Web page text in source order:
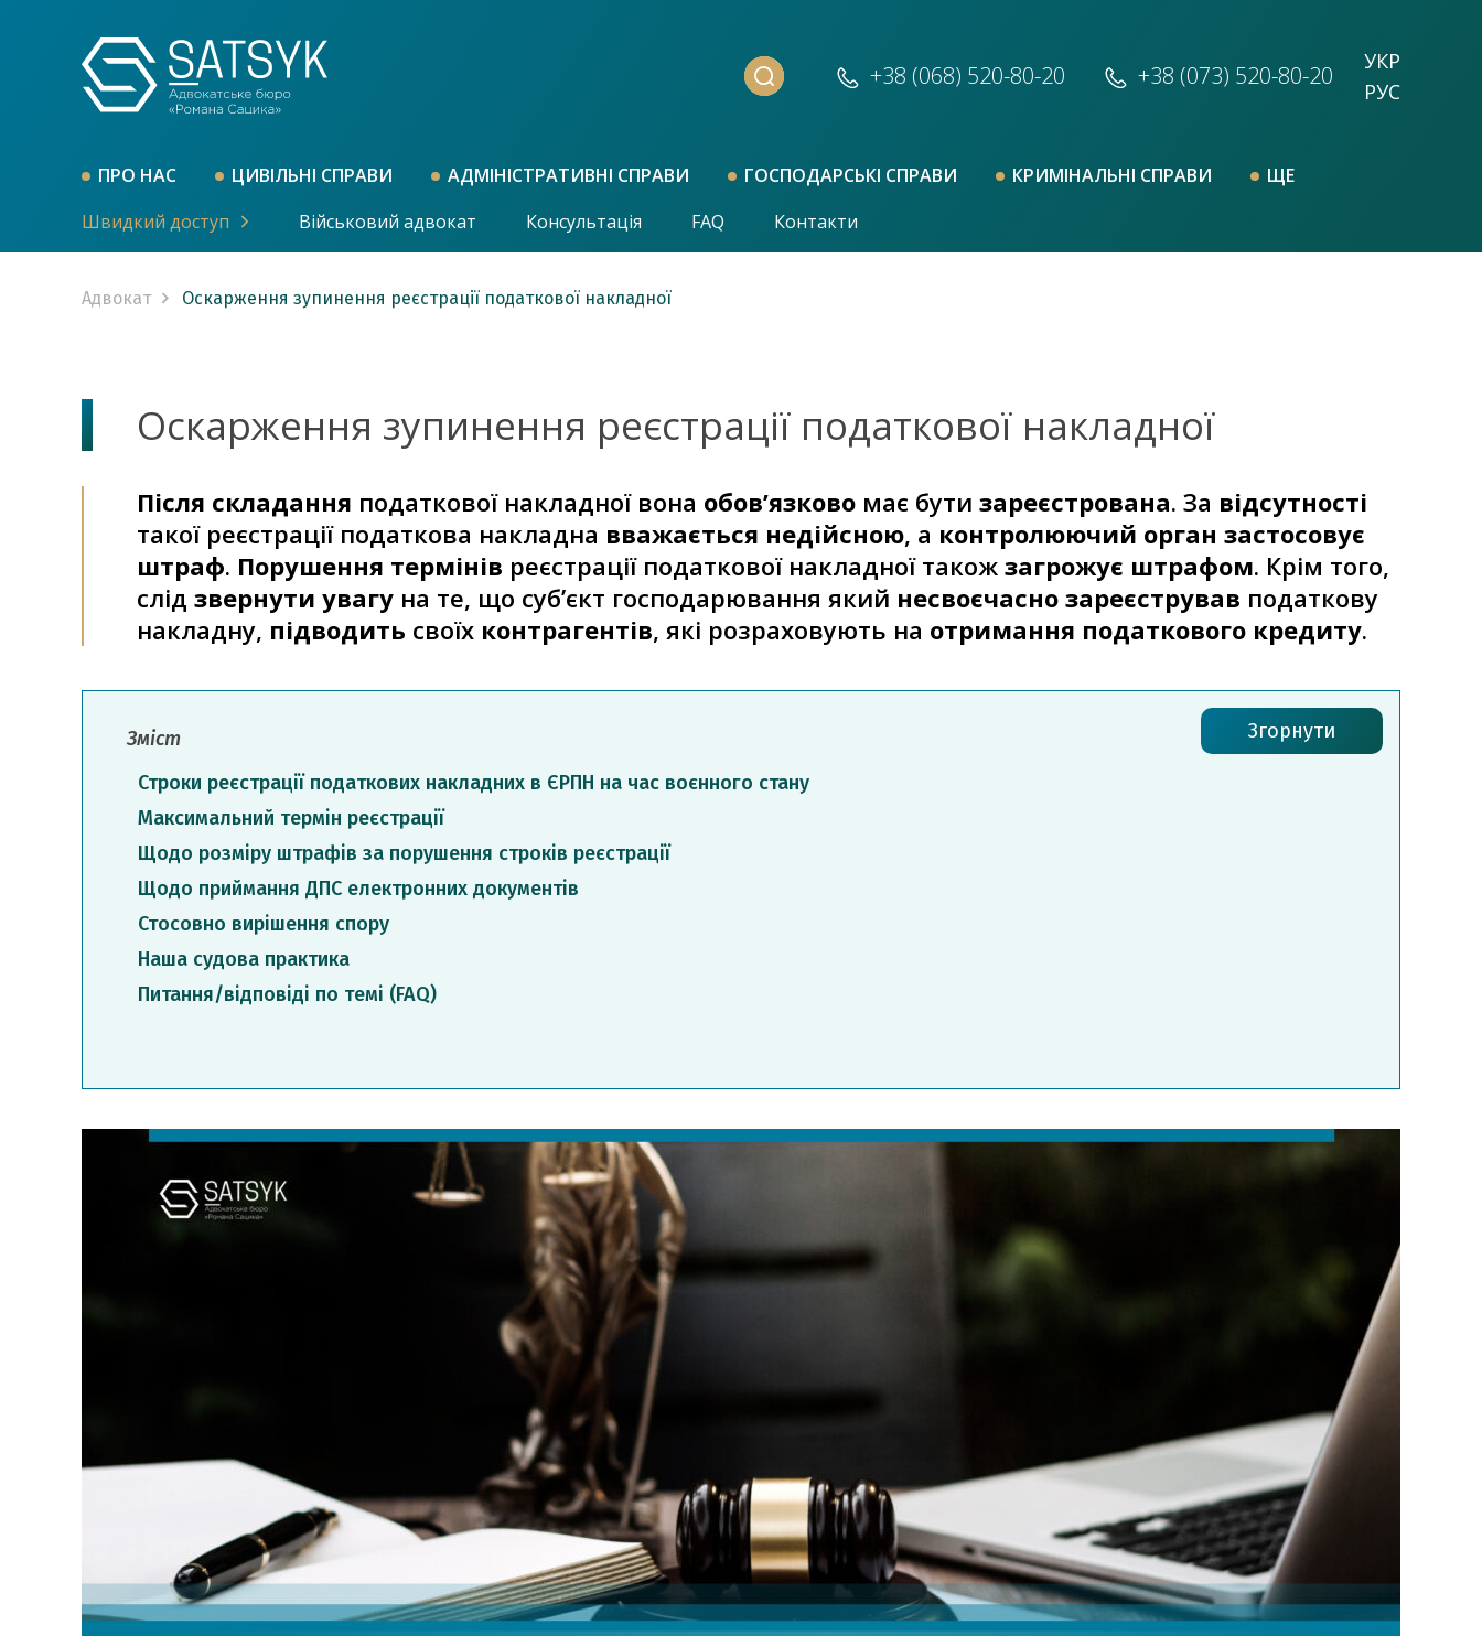
+38 (068) 520-80-20 +38 (073) 520-80-20
РУС
УКР
ПРО НАС ЦИВІЛЬНІ СПРАВИ АДМІНІСТРАТИВНІ СПРАВИ ГОСПОДАРСЬКІ СПРАВИ КРИМІНАЛЬНІ СПРАВИ
ЩЕ
Швидкий доступ
Військовий адвокат Консультація FAQ Контакти
Адвокат Оскарження зупинення реєстрації податкової накладної
Оскарження зупинення реєстрації податкової накладної
Після складання податкової накладної вона обов’язково має бути зареєстрована. За відсутності
такої реєстрації податкова накладна вважається недійсною, а контролюючий орган застосовує
штраф. Порушення термінів реєстрації податкової накладної також загрожує штрафом. Крім того,
слід звернути увагу на те, що суб’єкт господарювання який несвоєчасно зареєстрував податкову
накладну, підводить своїх контрагентів, які розраховують на отримання податкового кредиту.
Зміст Згорнути
Строки реєстрації податкових накладних в ЄРПН на час воєнного стану
Максимальний термін реєстрації
Щодо розміру штрафів за порушення строків реєстрації
Щодо приймання ДПС електронних документів
Стосовно вирішення спору
Наша судова практика
Питання/відповіді по темі (FAQ)